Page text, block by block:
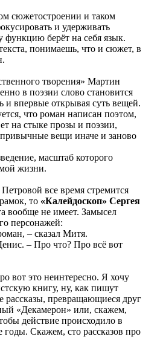
сюжетостроении и таком
и удерживать
функцию берёт на себя язык.
понимаешь, что и сюжет, в
творения» Мартин
в поэзии слово становится
и впервые открывая суть вещей.
что роман написан поэтом,
на стыке прозы и поэзии,
привычные вещи иначе и заново
масштаб которого
жизни.
все время стремится
то «Калейдоскоп» Сергея
вообще не имеет. Замысел
персонажей:
– сказал Митя.
– Про что? Про всё вот
вот это неинтересно. Я хочу
книгу, ну, как пишут
рассказы, превращающиеся друг
«Декамерон» или, скажем,
действие происходило в
годы. Скажем, сто рассказов про